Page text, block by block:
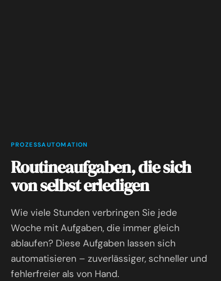
PROZESSAUTOMATION
Routineaufgaben, die sich
von selbst erledigen
Wie viele Stunden verbringen Sie jede
Woche mit Aufgaben, die immer gleich
ablaufen? Diese Aufgaben lassen sich
automatisieren – zuverlässiger, schneller und
fehlerfreier als von Hand.